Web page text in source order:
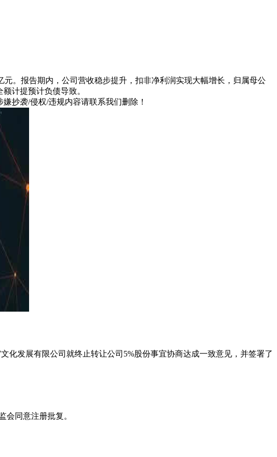
。报告期内，公司营收稳步提升，扣非净利润实现大幅增长，归属母公
计提预计负债导致。
抄袭/侵权/违规内容请联系我们删除！
化发展有限公司就终止转让公司5%股份事宜协商达成一致意见，并签署了
会同意注册批复。